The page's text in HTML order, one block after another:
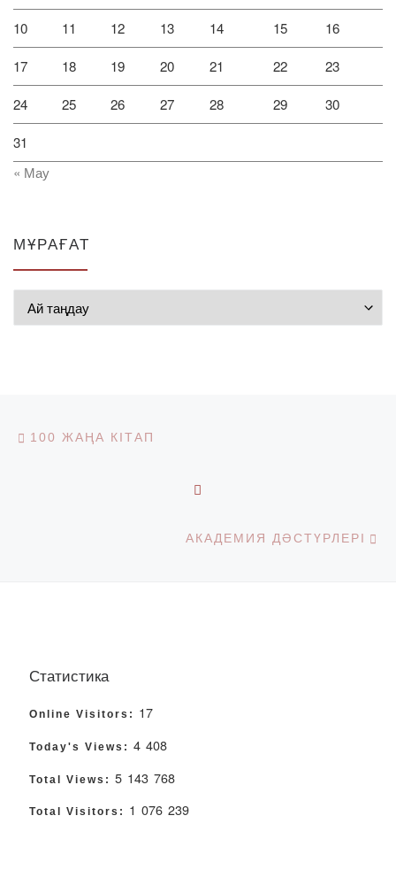
10 11 12 13 14 15 16
17 18 19 20 21 22 23
24 25 26 27 28 29 30
31
« Мау
МҰРАҒАТ
Post navigation
100 ЖАҢА КІТАП
АКАДЕМИЯ ДӘСТҮРЛЕРІ
Статистика
Online Visitors: 17
Today's Views: 4 408
Total Views: 5 143 768
Total Visitors: 1 076 239